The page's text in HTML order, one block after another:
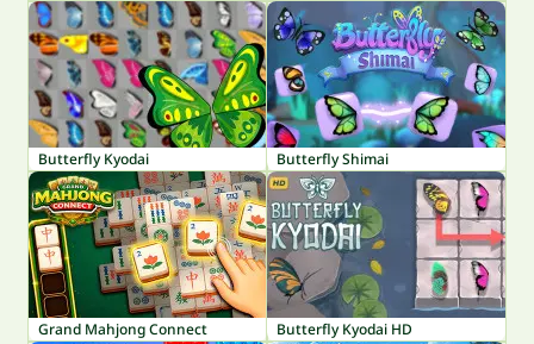
Butterfly Kyodai Butterfly Shimai
Grand Mahjong Connect Butterfly Kyodai HD